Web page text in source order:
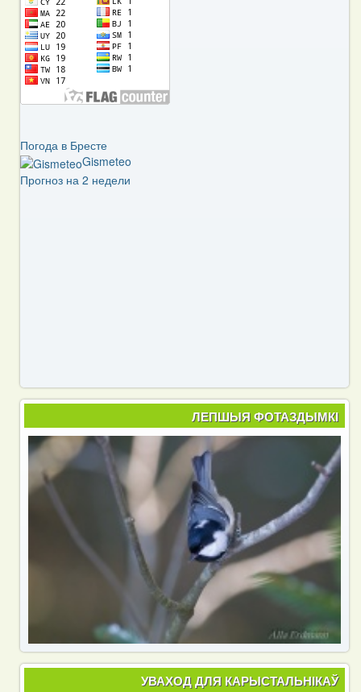
Погода в Бресте
Gismeteo
Прогноз на 2 недели
ЛЕПШЫЯ ФОТАЗДЫМКІ
УВАХОД ДЛЯ КАРЫСТАЛЬНІКАЎ